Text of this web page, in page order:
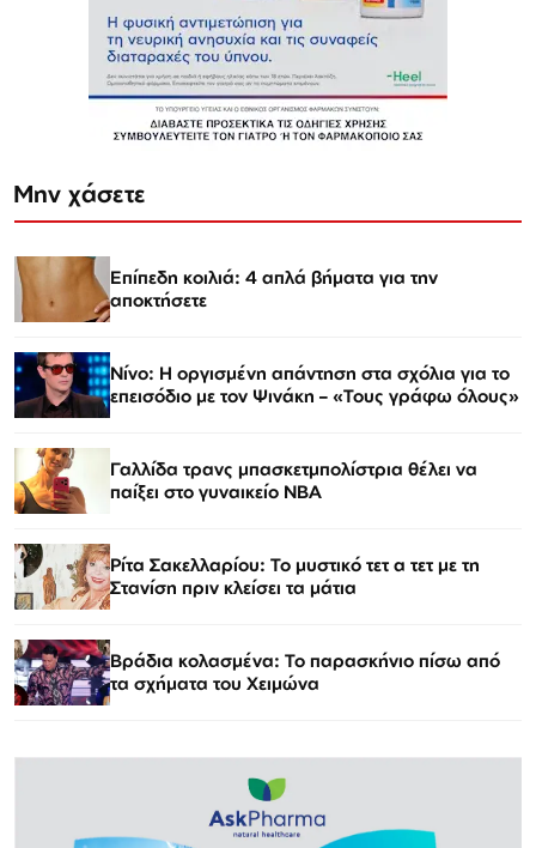
Μην χάσετε
Επίπεδη κοιλιά: 4 απλά βήματα για την
αποκτήσετε
Νίνο: Η οργισμένη απάντηση στα σχόλια για το
επεισόδιο με τον Ψινάκη – «Τους γράφω όλους»
Γαλλίδα τρανς μπασκετμπολίστρια θέλει να
παίξει στο γυναικείο ΝΒΑ
Ρίτα Σακελλαρίου: Το μυστικό τετ α τετ με τη
Στανίση πριν κλείσει τα μάτια
Βράδια κολασμένα: Το παρασκήνιο πίσω από
τα σχήματα του Χειμώνα